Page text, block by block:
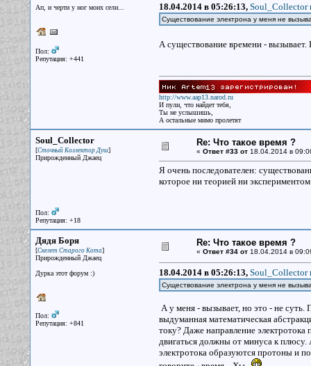
Ап, и черти у ног моих сели...
Пол:
Репутация: +441
18.04.2014 в 05:26:13, Soul_Collector
Существование электрона у меня не
А существование времени -
http://www.aap13.narod.ru
И пули, что найдет тебя,
Ты не услышишь,
А остальные мимо пролетят
Soul_Collector
[Сточный Коллектор Душ]
Прирожденный Джаец
Пол:
Репутация: +18
Re: Что такое время ?
« Ответ #33 от18.04.2014 в
Я очень последователен:
которое ни теорией ни
Дядя Боря
[Скелет Старого Кота]
Прирожденный Джаец
Дурка этот форум :)
Пол:
Репутация: +841
Re: Что такое время ?
« Ответ #34 от18.04.2014 в
18.04.2014 в 05:26:13, Soul_Collector
Существование электрона у меня не
А у меня - вызывает, но это - не суть.
выдуманная математическая
току? Даже направление
двигаться должны от минуса к
электротока образуются протоны и